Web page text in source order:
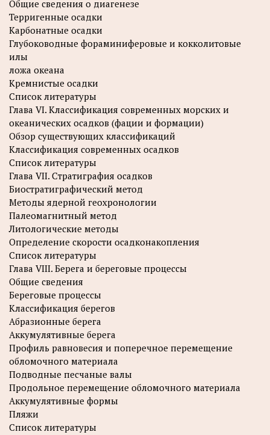
Общие сведения о диагенезе
Терригенные осадки
Карбонатные осадки
Глубоководные фораминиферовые и кокколитовые
илы
ложа океана
Кремнистые осадки
Список литературы
Глава VI. Классификация современных морских и
океанических осадков (фации и формации)
Обзор существующих классификаций
Классификация современных осадков
Список литературы
Глава VII. Стратиграфия осадков
Биостратиграфический метод
Методы ядерной геохронологии
Палеомагнитный метод
Литологические методы
Определение скорости осадконакопления
Список литературы
Глава VIII. Берега и береговые процессы
Общие сведения
Береговые процессы
Классификация берегов
Абразионные берега
Аккумулятивные берега
Профиль равновесия и поперечное перемещение
обломочного материала
Подводные песчаные валы
Продольное перемещение обломочного материала
Аккумулятивные формы
Пляжи
Список литературы